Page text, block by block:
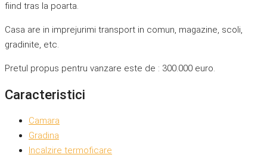
fiind tras la poarta.
Casa are in imprejurimi transport in comun, magazine, scoli,
gradinite, etc.
Pretul propus pentru vanzare este de : 300.000 euro.
Caracteristici
Camara
Gradina
Incalzire termoficare